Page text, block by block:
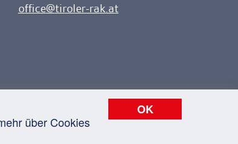
OK
über Cookies
office
tiroler-rak.at
Impressum